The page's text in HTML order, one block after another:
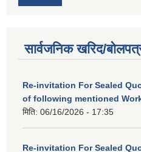
सार्वजनिक खरिद/
Re-invitation For Sealed
of following mentioned
मिति: 06/16/2026 - 17:35
Re-invitation For Sealed